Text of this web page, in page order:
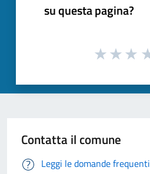
su questa pagina?
Contatta il comune
Leggi le domande frequenti